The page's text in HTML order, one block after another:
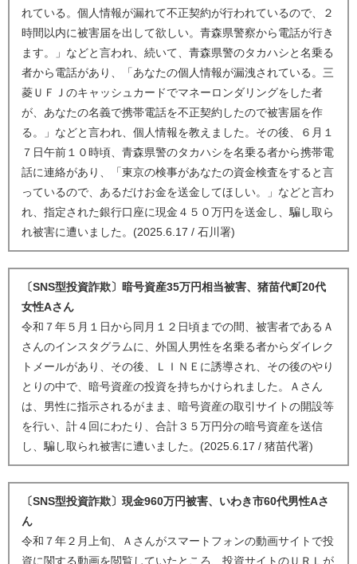
れている。個人情報が漏れて不正契約が行われているので、２
時間以内に被害届を出して欲しい。青森県警察から電話が行き
ます。」などと言われ、続いて、青森県警のタカハシと名乗る
者から電話があり、「あなたの個人情報が漏洩されている。三
菱ＵＦＪのキャッシュカードでマネーロンダリングをした者
が、あなたの名義で携帯電話を不正契約したので被害届を作
る。」などと言われ、個人情報を教えました。その後、６月１
７日午前１０時頃、青森県警のタカハシを名乗る者から携帯電
話に連絡があり、「東京の検事があなたの資金検査をすると言
っているので、あるだけお金を送金してほしい。」などと言わ
れ、指定された銀行口座に現金４５０万円を送金し、騙し取ら
れ被害に遭いました。(2025.6.17 / 石川署)
〔SNS型投資詐欺〕暗号資産35万円相当被害、猪苗代町20代
女性Aさん
令和７年５月１日から同月１２日頃までの間、被害者であるＡ
さんのインスタグラムに、外国人男性を名乗る者からダイレク
トメールがあり、その後、ＬＩＮＥに誘導され、その後のやり
とりの中で、暗号資産の投資を持ちかけられました。Ａさん
は、男性に指示されるがまま、暗号資産の取引サイトの開設等
を行い、計４回にわたり、合計３５万円分の暗号資産を送信
し、騙し取られ被害に遭いました。(2025.6.17 / 猪苗代署)
〔SNS型投資詐欺〕現金960万円被害、いわき市60代男性Aさ
ん
令和７年２月上旬、Ａさんがスマートフォンの動画サイトで投
資に関する動画を閲覧していたところ、投資サイトのＵＲＬが